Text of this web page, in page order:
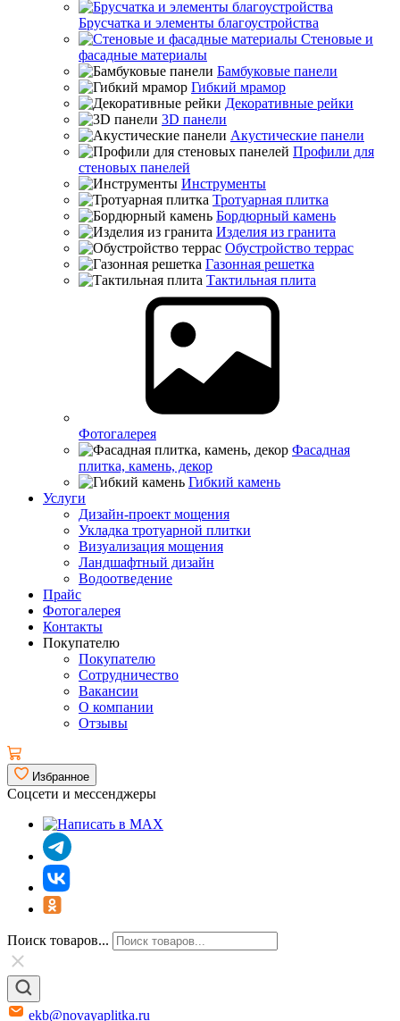
Брусчатка и элементы благоустройства
Стеновые и
фасадные материалы
Бамбуковые панели
Гибкий мрамор
Декоративные рейки
3D панели
Акустические панели
Профили для
стеновых панелей
Инструменты
Тротуарная плитка
Бордюрный камень
Изделия из гранита
Обустройство террас
Газонная решетка
Тактильная плита
Фотогалерея
Фасадная
плитка, камень, декор
Гибкий камень
Услуги
Дизайн-проект мощения
Укладка тротуарной плитки
Визуализация мощения
Ландшафтный дизайн
Водоотведение
Прайс
Фотогалерея
Контакты
Покупателю
Покупателю
Сотрудничество
Вакансии
О компании
Отзывы
Избранное
Соцсети и мессенджеры
Поиск товаров...
ekb@novayaplitka.ru